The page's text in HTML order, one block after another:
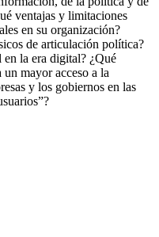
ventajas y limitaciones
en su organización?
de articulación política?
en la era digital? ¿Qué
mayor acceso a la
y los gobiernos en las